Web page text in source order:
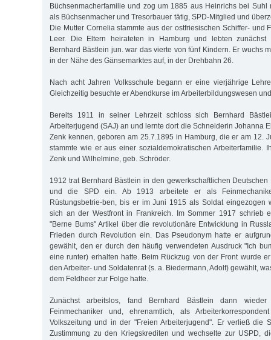
Büchsenmacherfamilie und zog um 1885 aus Heinrichs bei Suhl
als Büchsenmacher und Tresorbauer tätig, SPD-Mitglied und
Die Mutter Cornelia stammte aus der ostfriesischen Schiffer- und
Leer. Die Eltern heirateten in Hamburg und lebten zunächst
Bernhard Bästlein jun. war das vierte von fünf Kindern. Er wuchs
in der Nähe des Gänsemarktes auf, in der Drehbahn 26.
Nach acht Jahren Volksschule begann er eine vierjährige
Gleichzeitig besuchte er Abendkurse im Arbeiterbildungswesen
Bereits 1911 in seiner Lehrzeit schloss sich Bernhard
Arbeiterjugend (SAJ) an und lernte dort die Schneiderin Johanna
Zenk kennen, geboren am 25.7.1895 in Hamburg, die er am 12.
stammte wie er aus einer sozialdemokratischen Arbeiterfamilie.
Zenk und Wilhelmine, geb. Schröder.
1912 trat Bernhard Bästlein in den gewerkschaftlichen Deutschen
und die SPD ein. Ab 1913 arbeitete er als
Rüstungsbetrie-ben, bis er im Juni 1915 als Soldat eingezogen
sich an der Westfront in Frankreich. Im Sommer 1917 schrieb
"Berne Bums" Artikel über die revolutionäre Entwicklung in
Frieden durch Revolution ein. Das Pseudonym hatte er
gewählt, den er durch den häufig verwendeten Ausdruck "Ich
eine runter) erhalten hatte. Beim Rückzug von der Front wurde
den Arbeiter- und Soldatenrat (s. a. Biedermann, Adolf) gewählt,
dem Feldheer zur Folge hatte.
Zunächst arbeitslos, fand Bernhard Bästlein dann
Feinmechaniker und, ehrenamtlich, als
Volkszeitung und in der "Freien Arbeiterjugend". Er verließ die
Zustimmung zu den Kriegskrediten und wechselte zur USPD,